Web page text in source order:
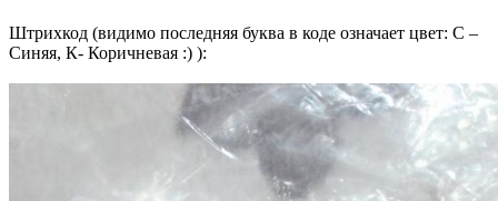
Штрихкод (видимо последняя буква в коде означает цвет: С –
Синяя, К- Коричневая :) ):